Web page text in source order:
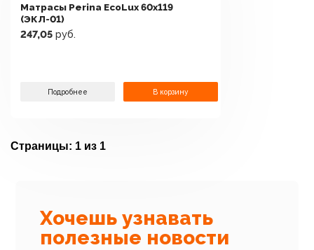
Матрасы Perina EcoLux 60x119
(ЭКЛ-01)
247,05 руб.
Подробнее В корзину
Страницы: 1 из 1
Хочешь узнавать
полезные новости